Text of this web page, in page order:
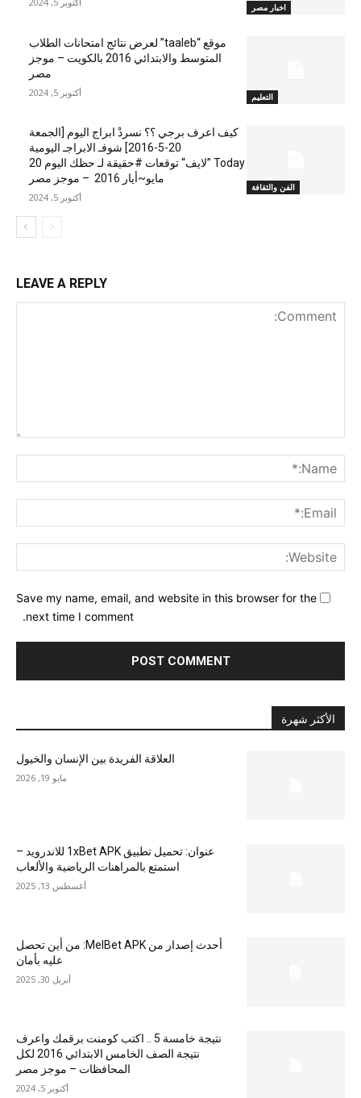
اخبار مصر
التعليم
موقع “taaleb” لعرض نتائج امتحانات الطلاب
المتوسط والابتدائي 2016 بالكويت – موجز
مصر
أكتوبر 5, 2024
الفن والثقافة
كيف اعرف برجي ؟؟ نسردْ ابراج اليوم [الجمعة
20-5-2016] شوفـ الابراجـ اليومية
Today ”لايف“ توقعات #حقيقة لـ حظك اليوم 20
مايو~أيار 2016 – موجز مصر
أكتوبر 5, 2024
LEAVE A REPLY
Save my name, email, and website in this browser for the
next time I comment.
الأكثر شهرة
العلاقة الفريدة بين الإنسان والخيول
مايو 19, 2026
عنوان: تحميل تطبيق 1xBet APK للاندرويد –
استمتع بالمراهنات الرياضية والألعاب
أغسطس 13, 2025
أحدث إصدار من MelBet APK: من أين تحصل
عليه بأمان
أبريل 30, 2025
نتيجة خامسة 5 .. اكتب كومنت برقمك واعرف
نتيجة الصف الخامس الابتدائي 2016 لكل
المحافظات – موجز مصر
أكتوبر 5, 2024